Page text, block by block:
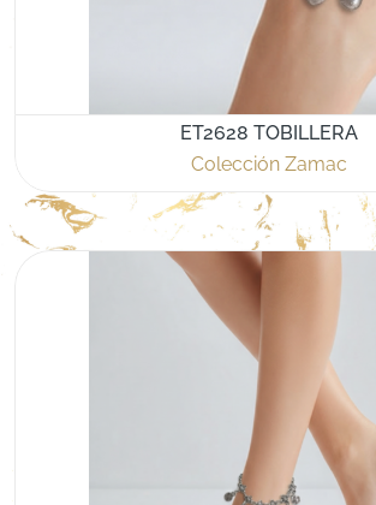
ET2628 TOBILLERA
Colección Zamac